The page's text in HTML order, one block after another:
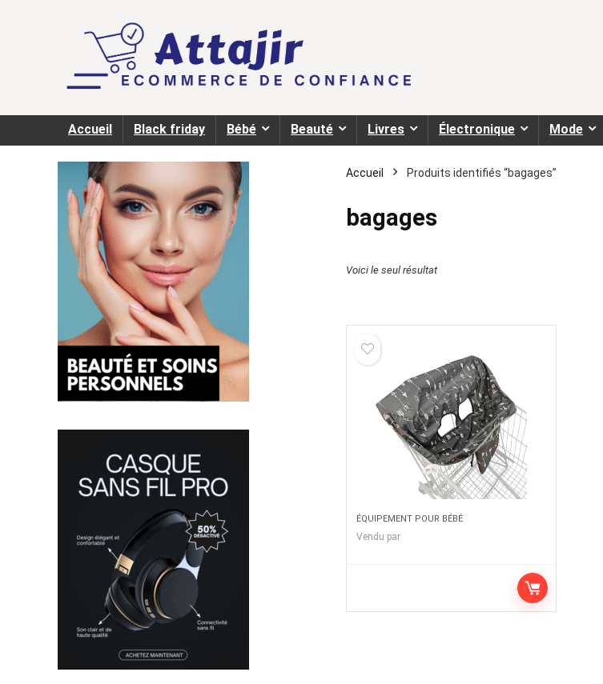
Accueil Black friday Bébé Beauté Livres Électronique Mode
Accueil Produits identifiés “bagages”
bagages
Voici le seul résultat
ÉQUIPEMENT POUR BÉBÉ
Vendu par